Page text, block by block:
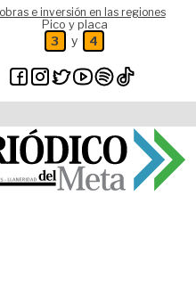
e inversión en las regiones
Pico y placa
3 y 4